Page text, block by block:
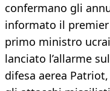
confermano gli
informato il premier
primo ministro
lanciato l’allarme
difesa aerea